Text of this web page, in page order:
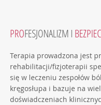
PROFESJONALIZM I
Terapia prowadzona jest
rehabilitacji/fizjoterapii
się w leczeniu zespołów
kręgosłupa i bazuje na
doświadczeniach